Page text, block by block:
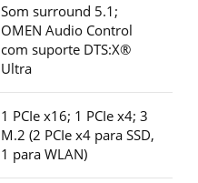
Som surround 5.1;
OMEN Audio Control
com suporte DTS:X®
Ultra
1 PCIe x16; 1 PCIe x4; 3
M.2 (2 PCIe x4 para SSD,
1 para WLAN)